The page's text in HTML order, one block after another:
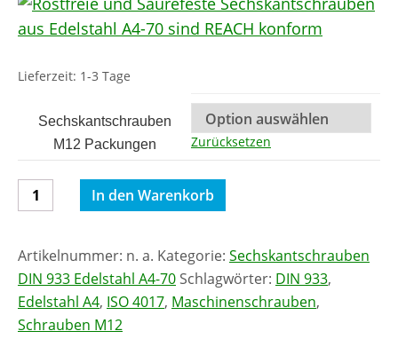
Lieferzeit: 1-3 Tage
Sechskantschrauben
M12 Packungen
Zurücksetzen
Sechskantschrauben
DIN
M12
Edelstahl
A4-
70
In den Warenkorb
Artikelnummer: n. a. Kategorie: Sechskantschrauben
DIN 933 Edelstahl A4-70 Schlagwörter: DIN 933,
Edelstahl A4, ISO 4017, Maschinenschrauben,
Schrauben M12